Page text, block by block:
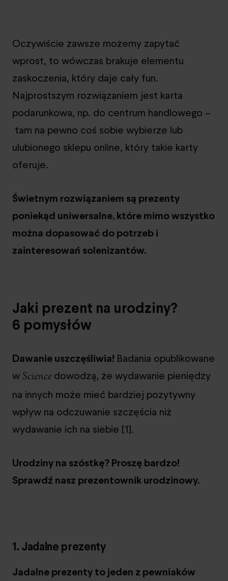
Oczywiście zawsze możemy zapytać
wprost, to wówczas brakuje elementu
zaskoczenia, który daje cały fun.
Najprostszym rozwiązaniem jest karta
podarunkowa, np. do centrum handlowego –
tam na pewno coś sobie wybierze lub
ulubionego sklepu online, który takie karty
oferuje.
Świetnym rozwiązaniem są prezenty
poniekąd uniwersalne, które mimo wszystko
można dopasować do potrzeb i
zainteresowań solenizantów.
Jaki prezent na urodziny?
6 pomysłów
Dawanie uszczęśliwia! Badania opublikowane
wScience dowodzą, że wydawanie pieniędzy
na innych może mieć bardziej pozytywny
wpływ na odczuwanie szczęścia niż
wydawanie ich na siebie [1].
Urodziny na szóstkę? Proszę bardzo!
Sprawdź nasz prezentownik urodzinowy.
1. Jadalne prezenty
Jadalne prezenty to jeden z pewniaków